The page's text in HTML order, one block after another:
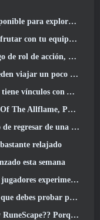
de la vieja escuela
con tu equipo (2026)
doncella guardiana
en el tiempo... como regalo
que lo agregarán a Guild Wars 2
cambios según los comentarios
una manera impactante
relajado
esta semana
de que los dragones ancianos despertaran
para Marvel Rivals
uno está en camino